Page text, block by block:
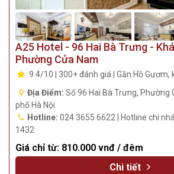
A25 Hotel - 96 Hai Bà Trưng -
Phường Cửa Nam
9.4/10 | 300+ đánh giá | Gần Hồ
Địa Điểm: Số 96 Hai Bà Trưng, Phường
phố Hà Nội
Hotline: 024 3655 6622 | Hotline chi
1432
Giá chỉ từ: 810.000 vnđ / đêm
Chi tiết